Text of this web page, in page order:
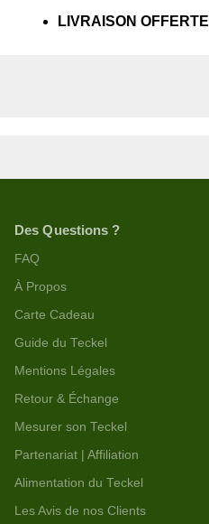
LIVRAISON OFFERTE
Des Questions ?
FAQ
À Propos
Carte Cadeau
Guide du Teckel
Mentions Légales
Retour & Échange
Mesurer son Teckel
Partenariat | Affiliation
Alimentation du Teckel
Les Avis de nos Clients